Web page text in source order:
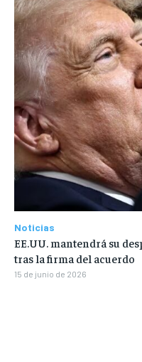
Noticias
EE.UU. mantendrá su
tras la firma del acuerdo
15 de junio de 2026